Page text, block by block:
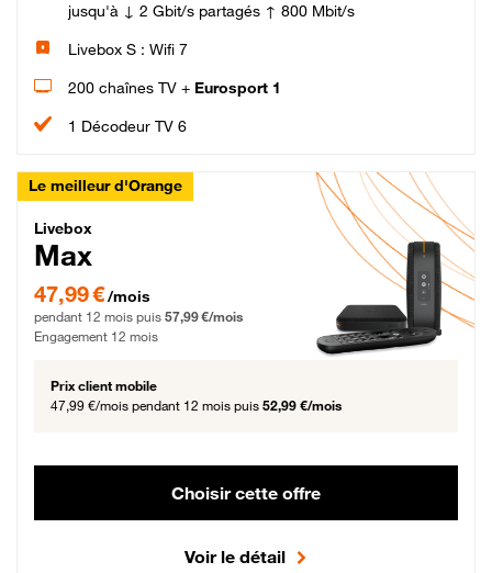
jusqu'à ↓ 2 Gbit/s partagés ↑ 800 Mbit/s
Livebox S : Wifi 7
200 chaînes TV + Eurosport 1
1 Décodeur TV 6
Le meilleur d'Orange
Livebox Max Fibre
Livebox
Max
47,99 € par mois pendant 12 mois puis 57,99 € par mois, Engagement 12 mois
47,99 €/mois
pendant 12 mois puis 57,99 €/mois
Engagement 12 mois
Prix client mobile
47,99 €/mois pendant 12 mois puis 52,99 €/mois
Choisir cette offre
Voir le détail